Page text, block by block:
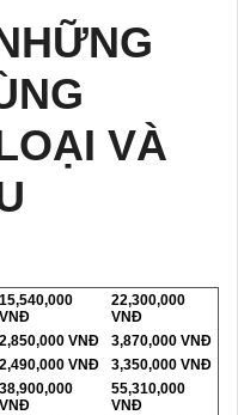
VÀ
15,540,000
VNĐ
22,300,000
VNĐ
2,850,000 VNĐ
3,870,000 VNĐ
2,490,000 VNĐ
3,350,000 VNĐ
38,900,000
VNĐ
55,310,000
VNĐ